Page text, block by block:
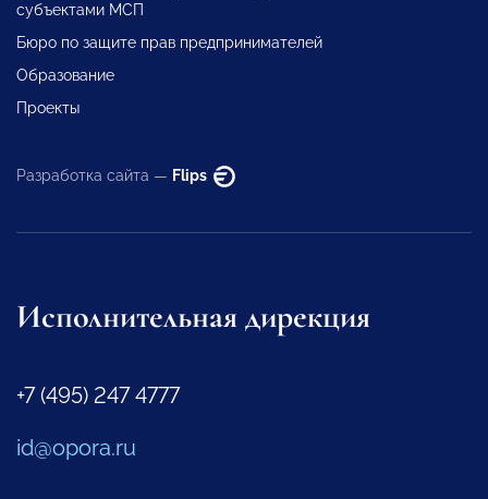
субъектами МСП
Бюро по защите прав предпринимателей
Образование
Проекты
Разработка сайта — Flips
Исполнительная дирекция
+7 (495) 247 4777
id@opora.ru